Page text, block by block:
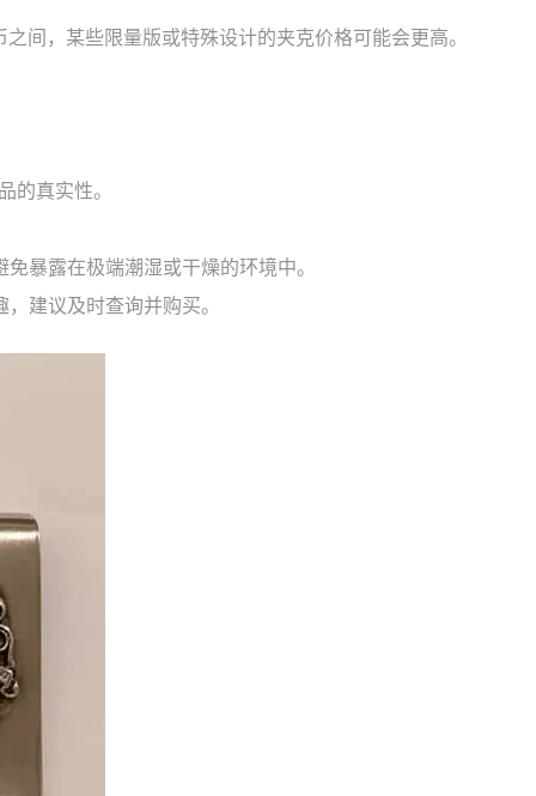
间，某些限量版或特殊设计的夹克价格可能会更高。
真实性。
暴露在极端潮湿或干燥的环境中。
建议及时查询并购买。